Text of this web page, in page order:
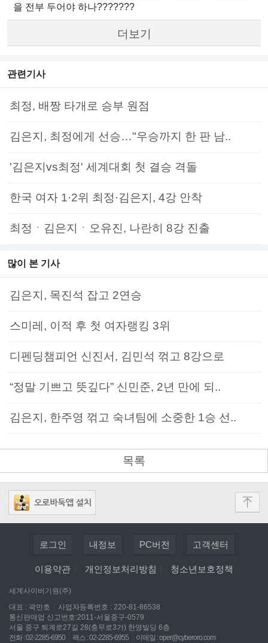
을 전부 두어야 하나???????
더보기
관련기사
최정, 배짱 타개로 승부 원점
김은지, 최정에게 선승…"우승까지 한 판 남..
'김은지vs최정' 세계대회 첫 결승 격돌
한국 여자 1·2위 최정·김은지, 4강 안착
최정ㆍ김은지ㆍ오유진, 나란히 8강 진출
많이 본 기사
김은지, 목진석 잡고 2연승
스미레, 이적 후 첫 여자랭킹 3위
디펜딩챔피언 신진서, 김민석 꺾고 8강으로
“정말 기쁘고 뜻깊다” 신민준, 2년 만에 되..
김은지, 한주영 꺾고 숙녀팀에 소중한 1승 선..
목록
로그인 내정보 PC버전 고객센터
이용약관 개인정보처리방침 청소년보호정책
세계사이버기원(주)
대표 : 곽민호
사업자등록번호 : 220-81-86538
통신판매업 신고번호:2011-서울중구-0579
서울 중구 퇴계로27길 28(충무로3가) 한영빌딩 6층
전화 : 02-2285-6950
팩스 : 02-2285-6955 이메일 :oper@cyberoro.com